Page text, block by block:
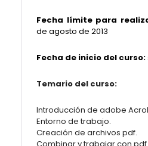
Fecha límite para
de agosto de 2013
Fecha de inicio del curso:
Temario del curso:
Introducción de adobe
Entorno de trabajo.
Creación de archivos pdf.